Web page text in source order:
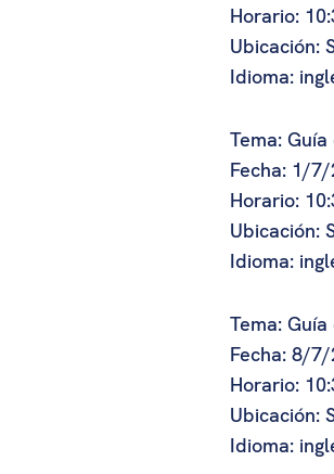
Horario:
Ubicación:
Idioma:
Tema:
Fecha: 1/
Horario:
Ubicación:
Idioma:
Tema:
Fecha: 8/
Horario:
Ubicación:
Idioma: